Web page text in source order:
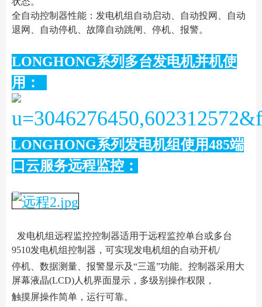
全自动控制器性能：发电机组自动启动、自动投网、自动
退网、自动停机、故障自动跳闸、停机、报警。
LONGHONG系列多台发电机并机使
用：
LONGHONG系列发电机组使用485端
口云服务远程监控：
发电机组远程监控控制器适用于远程监控单台或多台
9510发电机组控制器，可实现发电机组的自动开机/
停机、数据测量、报警显示及“三遥”功能。控制器采用大
屏幕液晶(LCD)人机界面显示，多级别操作权限，
触摸屏操作简单，运行可靠。